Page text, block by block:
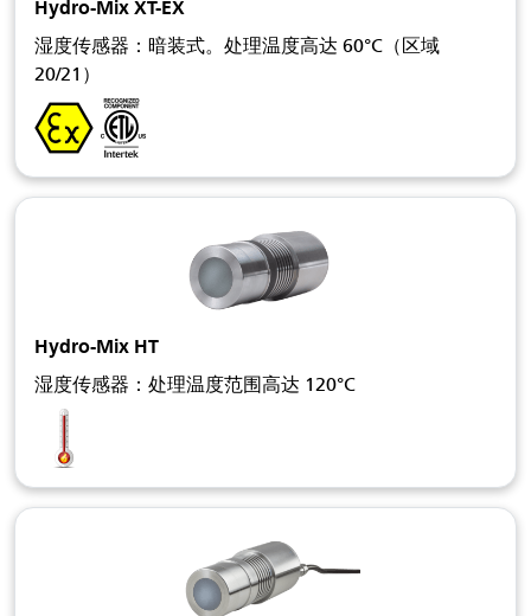
Hydro-Mix XT-EX
湿度传感器：暗装式。处理温度高达 60°C（区域
20/21）
Hydro-Mix HT
湿度传感器：处理温度范围高达 120°C